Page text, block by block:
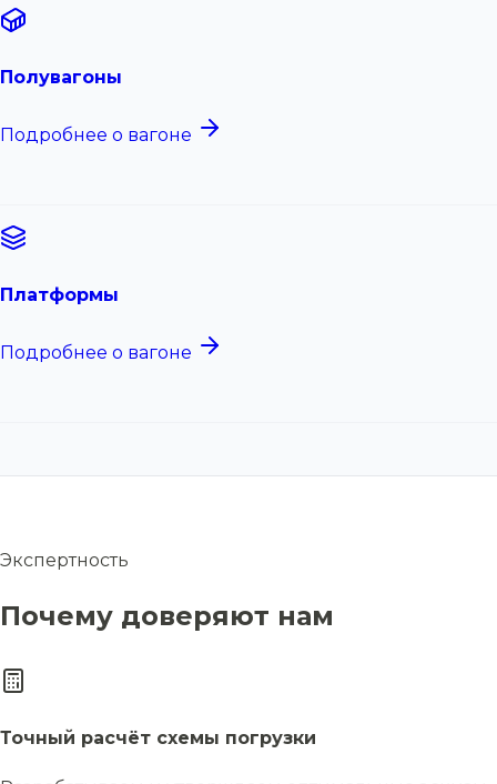
Полувагоны
Подробнее о вагоне
Платформы
Подробнее о вагоне
Экспертность
Почему доверяют нам
Точный расчёт схемы погрузки